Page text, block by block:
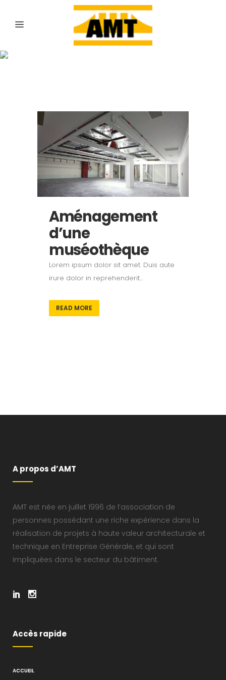
Aménagement
d’une
muséothèque
Lorem ipsum dolor sit amet. Duis aute
irure dolor in reprehenderit...
READ MORE
A propos d’AMT
AMT est née en juillet 1996 de l’association de
personnes possédant une riche expérience dans la
réalisation de projets à haute valeur architecturale et
technique en Entreprise Générale, et qui sont
impliquées dans le secteur du bâtiment.
Accès rapide
ACCUEIL